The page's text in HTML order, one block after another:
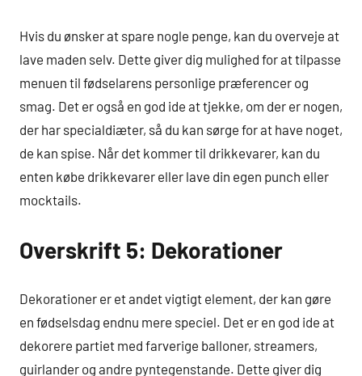
Hvis du ønsker at spare nogle penge, kan du overveje at
lave maden selv. Dette giver dig mulighed for at tilpasse
menuen til fødselarens personlige præferencer og
smag. Det er også en god ide at tjekke, om der er nogen,
der har specialdiæter, så du kan sørge for at have noget,
de kan spise. Når det kommer til drikkevarer, kan du
enten købe drikkevarer eller lave din egen punch eller
mocktails.
Overskrift 5: Dekorationer
Dekorationer er et andet vigtigt element, der kan gøre
en fødselsdag endnu mere speciel. Det er en god ide at
dekorere partiet med farverige balloner, streamers,
guirlander og andre pyntegenstande. Dette giver dig